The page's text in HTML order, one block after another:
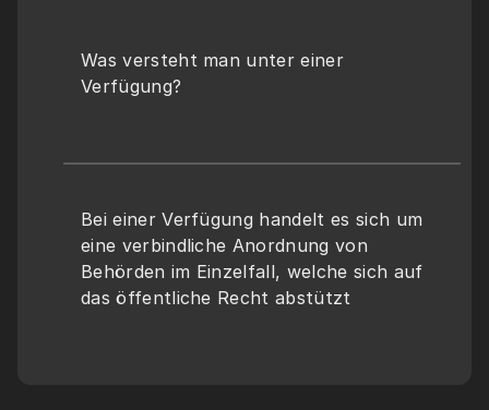
Was versteht man unter einer
Verfügung?
Bei einer Verfügung handelt es sich um
eine verbindliche Anordnung von
Behörden im Einzelfall, welche sich auf
das öffentliche Recht abstützt